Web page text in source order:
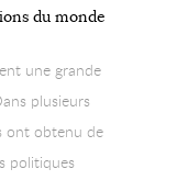
du monde
une grande
plusieurs
ont obtenu de
politiques